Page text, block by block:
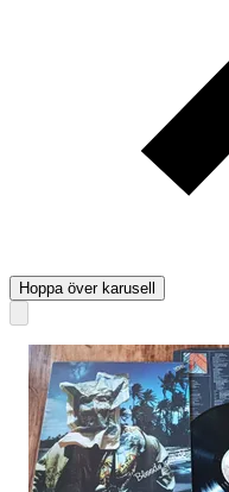
Hoppa över karusell